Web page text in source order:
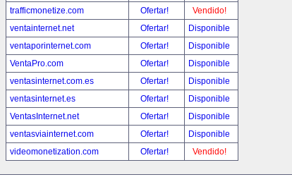
trafficmonetize.com
Ofertar!
Vendido!
ventainternet.net
Ofertar!
Disponible
ventaporinternet.com
Ofertar!
Disponible
VentaPro.com
Ofertar!
Disponible
ventasinternet.com.es
Ofertar!
Disponible
ventasinternet.es
Ofertar!
Disponible
VentasInternet.net
Ofertar!
Disponible
ventasviainternet.com
Ofertar!
Disponible
videomonetization.com
Ofertar! Vendido!